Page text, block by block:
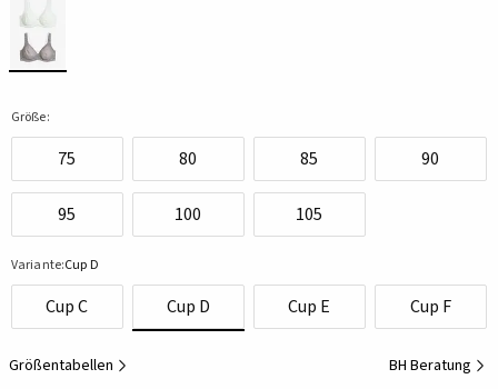
Größe:
75 80 85 90
95 100 105
Variante:Cup D
Cup C Cup D Cup E Cup F
Größentabellen BH Beratung